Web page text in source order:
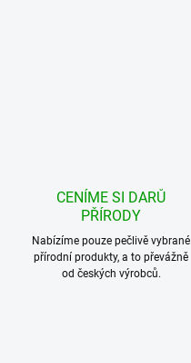
CENÍME SI DARŮ
PŘÍRODY
Nabízíme pouze pečlivě vybrané
přírodní produkty, a to převážně
od českých výrobců.